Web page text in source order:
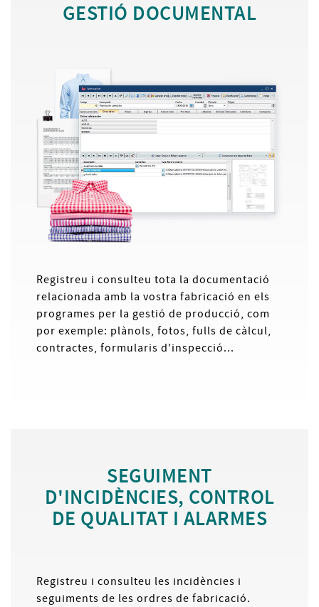
GESTIÓ DOCUMENTAL
Registreu i consulteu tota la documentació
relacionada amb la vostra fabricació en els
programes per la gestió de producció, com
por exemple: plànols, fotos, fulls de càlcul,
contractes, formularis d'inspecció...
SEGUIMENT
D'INCIDÈNCIES, CONTROL
DE QUALITAT I ALARMES
Registreu i consulteu les incidències i
seguiments de les ordres de fabricació.